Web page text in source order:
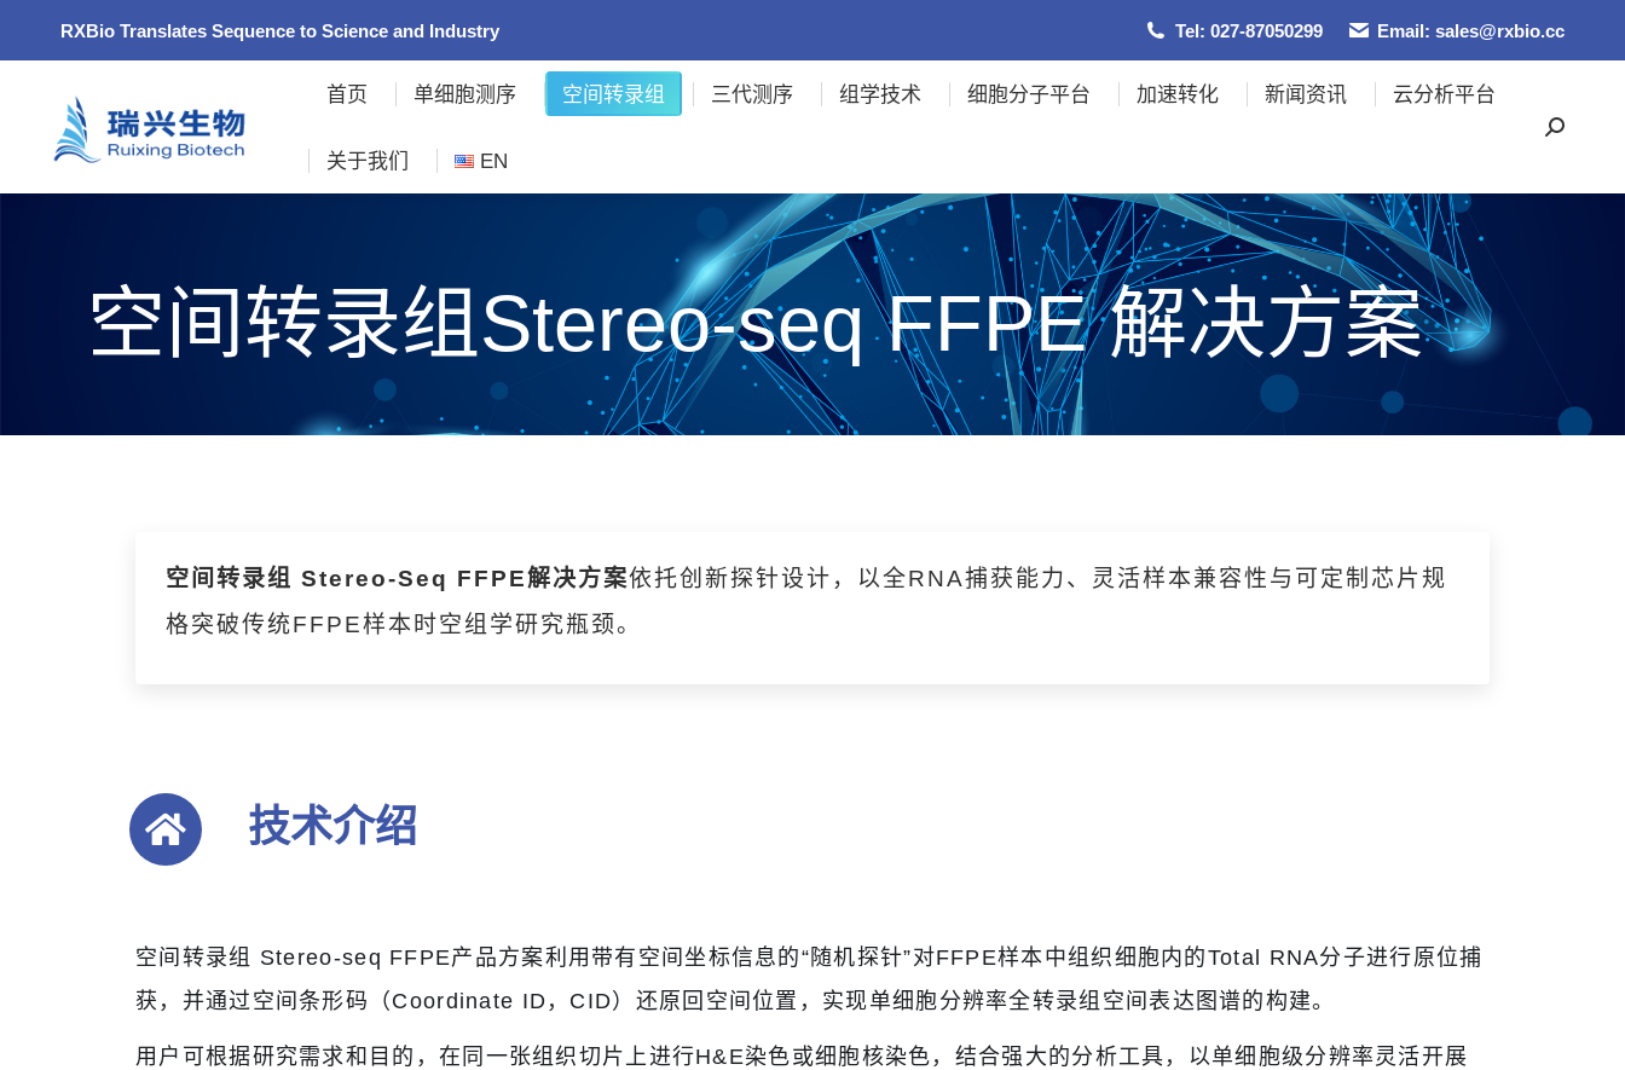
RXBio Translates Sequence to Science and Industry Tel: 027-87050299 Email: sales@rxbio.cc
首页 单细胞测序 空间转录组 三代测序 组学技术 细胞分子平台 加速转化 新闻资讯 云分析平台
关于我们 EN
空间转录组Stereo-seq FFPE 解决方案
空间转录组 Stereo-Seq FFPE解决方案依托创新探针设计，以全RNA捕获能力、灵活样本兼容性与可定制芯片规
格突破传统FFPE样本时空组学研究瓶颈。
技术介绍
空间转录组 Stereo-seq FFPE产品方案利用带有空间坐标信息的“随机探针”对FFPE样本中组织细胞内的Total RNA分子进行原位捕
获，并通过空间条形码（Coordinate ID，CID）还原回空间位置，实现单细胞分辨率全转录组空间表达图谱的构建。
用户可根据研究需求和目的，在同一张组织切片上进行H&E染色或细胞核染色，结合强大的分析工具，以单细胞级分辨率灵活开展